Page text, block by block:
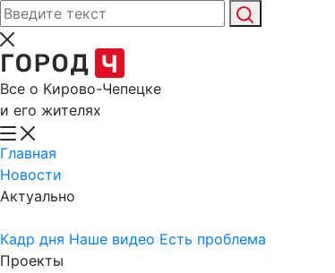
Все о Кирово-Чепецке
и его жителях
Главная
Новости
Актуально
Кадр дня Наше видео Есть проблема
Проекты